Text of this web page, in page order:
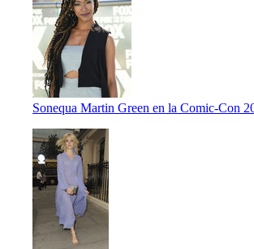
Sonequa Martin Green en la Comic-Con